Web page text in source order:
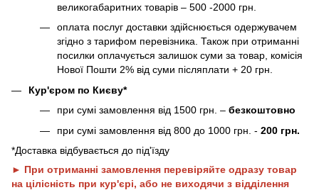
великогабаритних товарів – 500 -2000 грн.
оплата послуг доставки здійснюється одержувачем
згідно з тарифом перевізника. Також при отриманні
посилки оплачується залишок суми за товар, комісія
Нової Пошти 2% від суми післяплати + 20 грн.
Кур'єром по Києву*
при сумі замовлення від 1500 грн. – безкоштовно
при сумі замовлення від 800 до 1000 грн. - 200 грн.
*Доставка відбувається до під'їзду
► При отриманні замовлення перевіряйте одразу товар
на цілісність при кур'єрі, або не виходячи з відділення